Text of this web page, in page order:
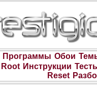
Программы Обои
Root Инструкции
Reset